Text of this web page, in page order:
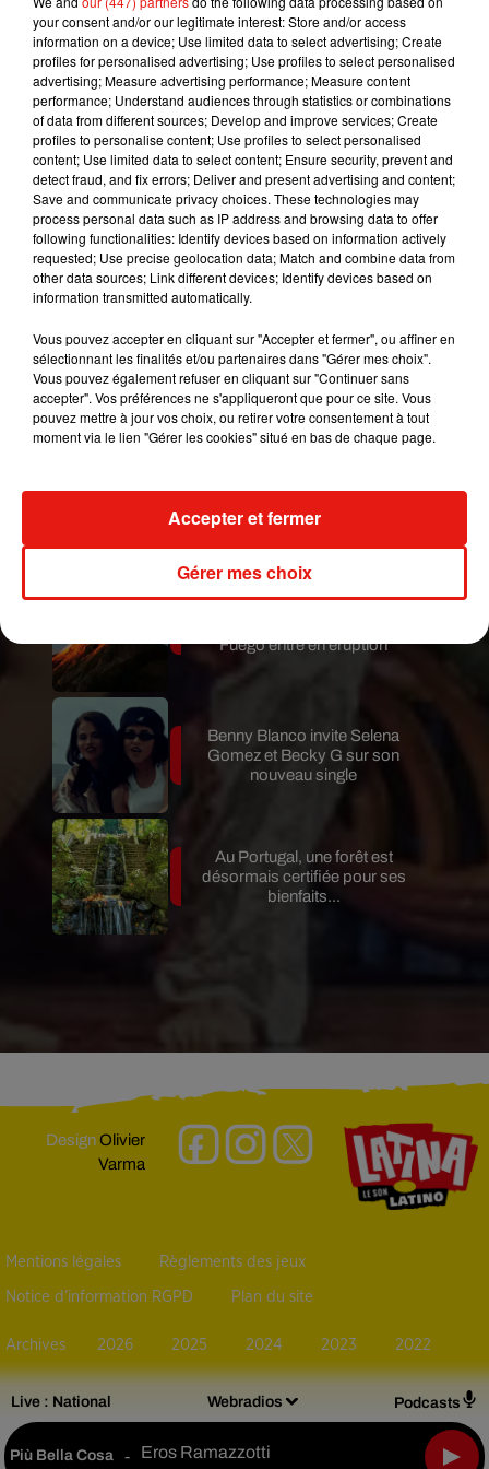
Live : National Webradios Podcasts
Più Bella Cosa - Eros Ramazzotti
Publié : 30 janvier 2019 à 9h20 par Maud
Tambellini
des lauréats sera ensuite présenté de nouveau le
dimanche à 15h.
Comptez de 25 à 73 euros le prix des places qu’il
faut obligatoirement réserver en amont.
Mundo Latino
Guatemala : l'éruption du volcan
de Fuego est terminée
Le fourmilier géant fait son retour
en Argentine, et en pleine...
Karol G dévoile la tracklist de
son nouvel album… avec des
Fuego entre en éruption
Benny Blanco invite Selena
Gomez et Becky G sur son
nouveau single
Au Portugal, une forêt est
désormais certifiée pour ses
bienfaits...
DesignOlivier
Varma
Mentions légales Règlements des jeux
Notice d’information RGPD Plan du site
Archives 2026 2025 2024 2023 2022
your consent and/or our legitimate interest: Store and/or access
information on a device; Use limited data to select advertising; Create
profiles for personalised advertising; Use profiles to select personalised
advertising; Measure advertising performance; Measure content
performance; Understand audiences through statistics or combinations
of data from different sources; Develop and improve services; Create
profiles to personalise content; Use profiles to select personalised
content; Use limited data to select content; Ensure security, prevent and
detect fraud, and fix errors; Deliver and present advertising and content;
Save and communicate privacy choices. These technologies may
process personal data such as IP address and browsing data to offer
following functionalities: Identify devices based on information actively
requested; Use precise geolocation data; Match and combine data from
other data sources; Link different devices; Identify devices based on
information transmitted automatically.
Vous pouvez accepter en cliquant sur "Accepter et fermer", ou affiner en
sélectionnant les finalités et/ou partenaires dans "Gérer mes choix".
Vous pouvez également refuser en cliquant sur "Continuer sans
accepter". Vos préférences ne s'appliqueront que pour ce site. Vous
pouvez mettre à jour vos choix, ou retirer votre consentement à tout
moment via le lien "Gérer les cookies" situé en bas de chaque page.
Gérer mes choix
Accepter et fermer